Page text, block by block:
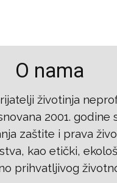
O nama
životinja
2001. godine
zaštite i prava
kao etički,
prihvatljivog